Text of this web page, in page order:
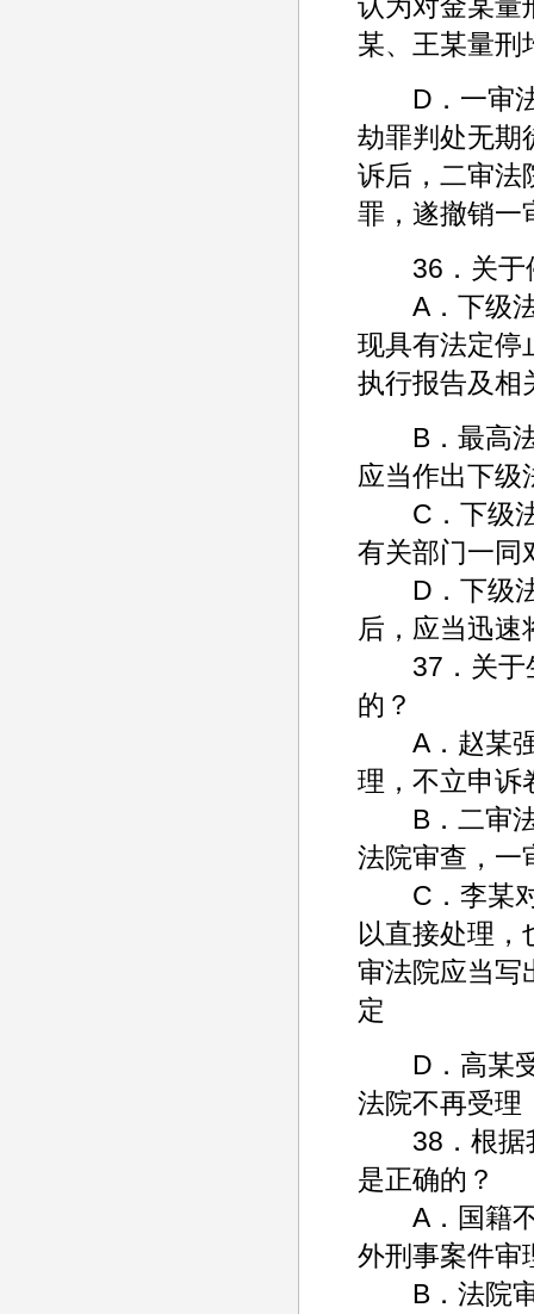
某、王某量刑
D．一审法
劫罪判处无期
诉后，二审法
罪，遂撤销一
36．关于停
A．下级法
现具有法定停
执行报告及相
B．最高法
应当作出下级
C．下级法
有关部门一同
D．下级法
后，应当迅速
37．关于生
的？
A．赵某强
理，不立申诉
B．二审法
法院审查，一
C．李某对
以直接处理
审法院应当写
定
D．高某受
法院不再受理
38．根据我
是正确的？
A．国籍不
外刑事案件审
B．法院审